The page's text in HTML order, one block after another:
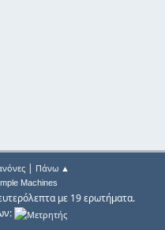
| Πάνω ▲
Machines
με 19 ερωτήματα.